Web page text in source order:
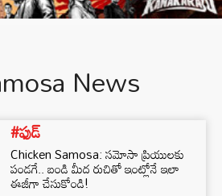
News
#ఫుడ్
Chicken Samosa: సమోసా ప్రియులకు
పండగే.. బండి మీద రుచితో ఇంట్లోనే ఇలా
ఈజీగా చేసుకోండి!